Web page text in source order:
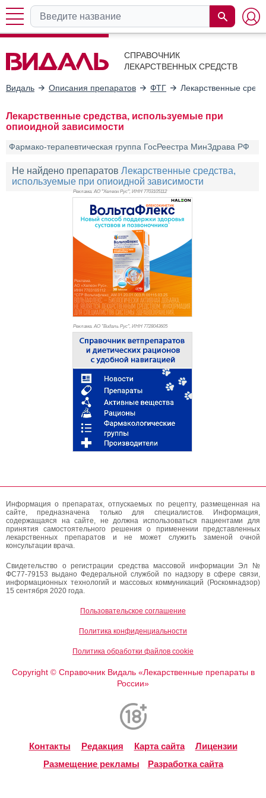
СПРАВОЧНИК
ЛЕКАРСТВЕННЫХ СРЕДСТВ
Видаль Описания препаратов ФТГ Лекарственные
Лекарственные средства, используемые при
опиоидной зависимости
Фармако-терапевтическая группа ГосРеестра МинЗдрава РФ
Не найдено препаратов Лекарственные средства,
используемые при опиоидной зависимости
Реклама. АО "Хелеон Рус", ИНН 7703105112
Реклама. АО "Видаль Рус", ИНН 7728043605
Информация о препаратах, отпускаемых по рецепту, размещенная на
сайте, предназначена только для специалистов. Информация,
содержащаяся на сайте, не должна использоваться пациентами для
принятия самостоятельного решения о применении представленных
лекарственных препаратов и не может служить заменой очной
консультации врача.
Свидетельство о регистрации средства массовой информации Эл №
ФС77-79153 выдано Федеральной службой по надзору в сфере связи,
информационных технологий и массовых коммуникаций (Роскомнадзор)
15 сентября 2020 года.
Пользовательское соглашение
Политика конфиденциальности
Политика обработки файлов cookie
Copyright ©Справочник Видаль «Лекарственные препараты в
России»
Контакты Редакция Карта сайта
Лицензии
Размещение рекламы
Разработка сайта